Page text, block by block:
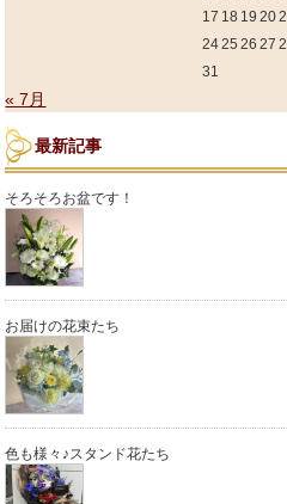
17 18 19 20
2425 26 27
31
« 7月
最新記事
そろそろお盆です！
お届けの花束たち
色も様々♪スタンド花たち